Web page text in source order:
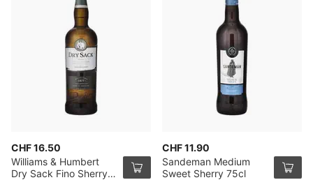
CHF 16.50
Williams & Humbert
Dry Sack Fino Sherry
CHF 11.90
Sandeman Medium
Sweet Sherry 75cl